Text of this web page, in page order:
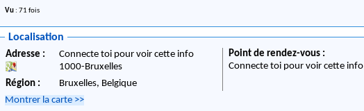
Vu : 71 fois
Localisation
Adresse :
Connecte toi pour voir cette info
1000-Bruxelles
Région :
Bruxelles, Belgique
Point de rendez-vous :
Connecte toi pour voir cette info
Montrer la carte >>